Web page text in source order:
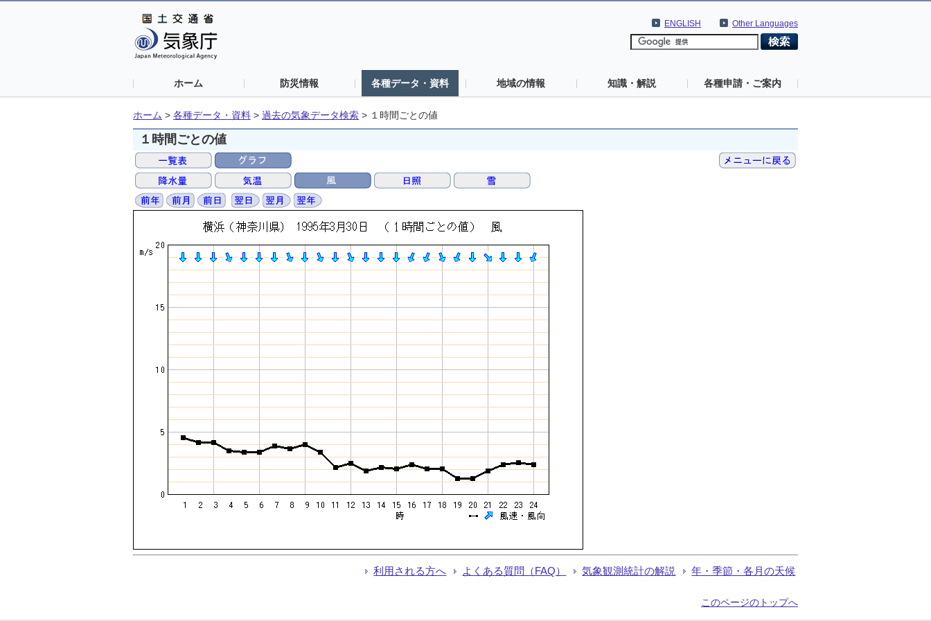
Other Languages
ENGLISH
ホーム 防災情報 各種データ・資料 地域の情報 知識・解説 各種申請・ご案内
ホーム > 各種データ・資料 > 過去の気象データ検索 > １時間ごとの値
１時間ごとの値
利用される方へ よくある質問（FAQ） 気象観測統計の解説 年・季節・各月の天候
このページのトップへ